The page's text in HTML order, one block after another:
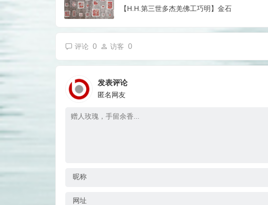
【H.H.第三世多杰羌佛工巧明】金石
评论 0 访客 0
发表评论
匿名网友
昵称
网址